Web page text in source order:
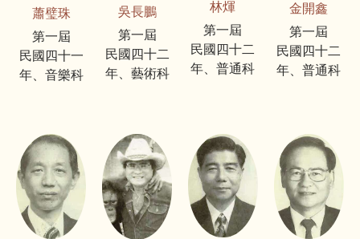
蕭璧珠
第一屆
民國四十一
年、音樂科
吳長鵬
第一屆
民國四十二
年、藝術科
林煇
第一屆
民國四十二
年、普通科
金開鑫
第一屆
民國四十二
年、普通科